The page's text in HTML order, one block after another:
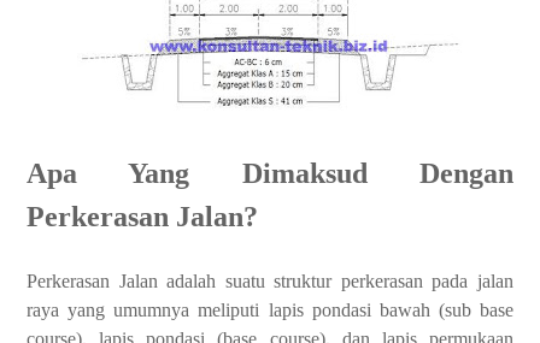
Apa Yang Dimaksud Dengan
Perkerasan Jalan?
Perkerasan Jalan adalah suatu struktur perkerasan pada jalan
raya yang umumnya meliputi lapis pondasi bawah (sub base
course), lapis pondasi (base course), dan lapis permukaan